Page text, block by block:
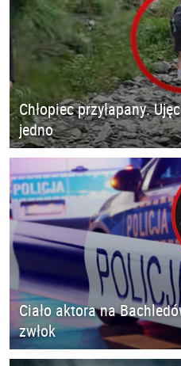
Chłopiec przyłapany.
jedno
Ciało aktora na
zwłok